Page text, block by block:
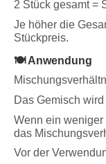
2 Stück gesamt =
Je höher die
Stückpreis.
🍽️ Anwendung
Das Gemisch
Wenn ein
das
Vor der